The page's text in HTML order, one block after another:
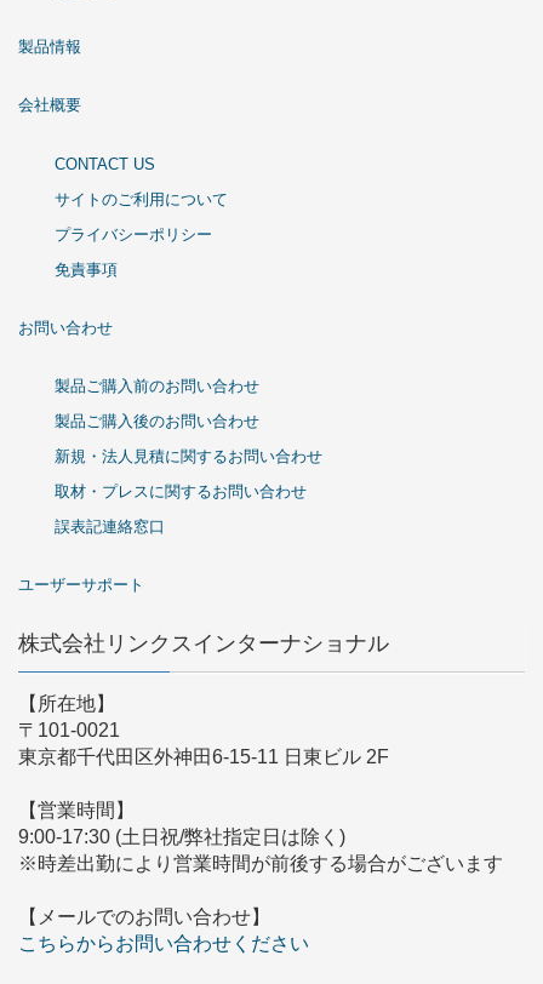
製品情報
会社概要
CONTACT US
サイトのご利用について
プライバシーポリシー
免責事項
お問い合わせ
製品ご購入前のお問い合わせ
製品ご購入後のお問い合わせ
新規・法人見積に関するお問い合わせ
取材・プレスに関するお問い合わせ
誤表記連絡窓口
ユーザーサポート
株式会社リンクスインターナショナル
【所在地】
〒101-0021
東京都千代田区外神田6-15-11 日東ビル 2F
【営業時間】
9:00-17:30 (土日祝/弊社指定日は除く)
※時差出勤により営業時間が前後する場合がございます
【メールでのお問い合わせ】
こちらからお問い合わせください